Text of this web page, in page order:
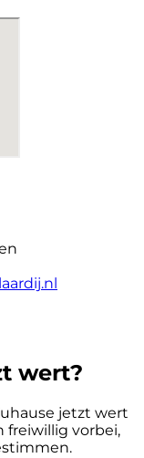
wert?
jetzt wert
freiwillig vorbei,